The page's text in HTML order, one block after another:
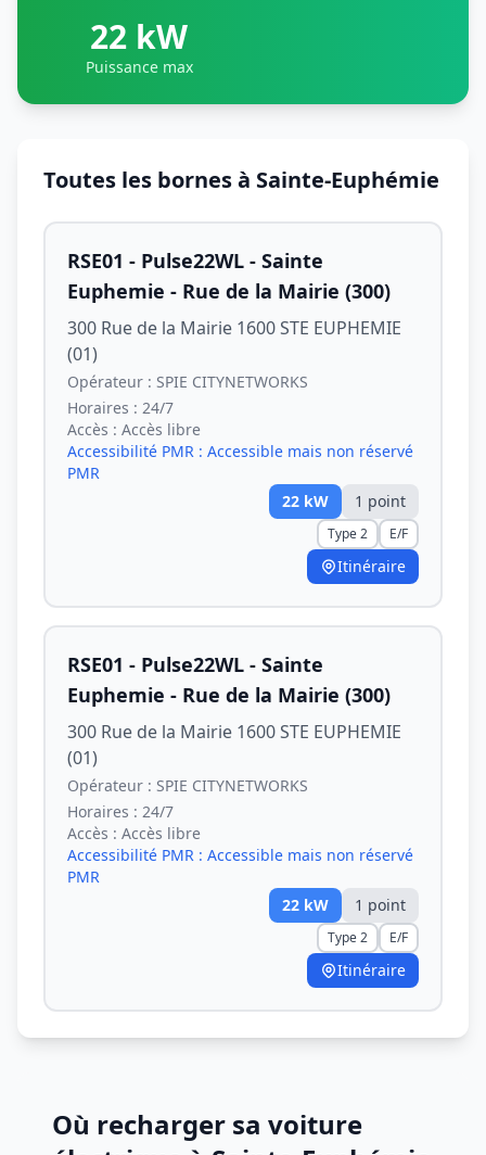
22 kW
Puissance max
Toutes les bornes à Sainte-Euphémie
RSE01 - Pulse22WL - Sainte
Euphemie - Rue de la Mairie (300)
300 Rue de la Mairie 1600 STE EUPHEMIE
(01)
Opérateur : SPIE CITYNETWORKS
Horaires : 24/7
Accès : Accès libre
Accessibilité PMR : Accessible mais non réservé
PMR
22 kW 1 point
Type 2 E/F
Itinéraire
RSE01 - Pulse22WL - Sainte
Euphemie - Rue de la Mairie (300)
300 Rue de la Mairie 1600 STE EUPHEMIE
(01)
Opérateur : SPIE CITYNETWORKS
Horaires : 24/7
Accès : Accès libre
Accessibilité PMR : Accessible mais non réservé
PMR
22 kW 1 point
Type 2 E/F
Itinéraire
Où recharger sa voiture